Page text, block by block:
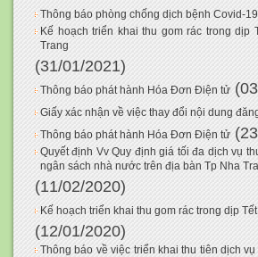
Thông báo phòng chống dịch bệnh Covid-19
Kế hoạch triển khai thu gom rác trong
Trang
(31/01/2021)
Thông báo phát hành Hóa Đơn Điện tử
Giấy xác nhận về việc thay đổi nội dung
Thông báo phát hành Hóa Đơn Điện tử
Quyết định Vv Quy định giá tối đa dịch vụ
ngân sách nhà nước trên địa bàn Tp Nha
(11/02/2020)
Kế hoạch triển khai thu gom rác trong dịp
(12/01/2020)
Thông báo về việc triển khai thu tiên dịch